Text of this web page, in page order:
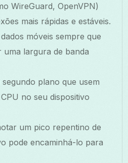
WireGuard, OpenVPN)
mais rápidas e estáveis.
móveis sempre que
largura de banda
plano que usem
no seu dispositivo
um pico repentino de
pode encaminhá-lo para